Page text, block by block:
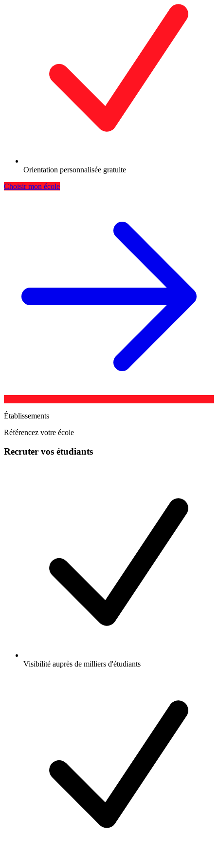
Orientation personnalisée gratuite
Choisir mon école
Établissements
Référencez votre école
Recruter vos étudiants
Visibilité auprès de milliers d'étudiants